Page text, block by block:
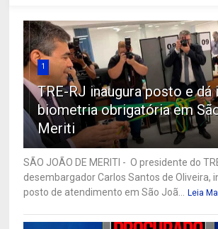
1
TRE-RJ inaugura posto e dá
biometria obrigatória em
Meriti
SÃO JOÃO DE MERITI - O presidente do
desembargador Carlos Santos de Oliveira,
posto de atendimento em São Joã... Leia